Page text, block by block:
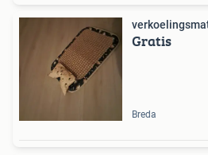
Gratis
Breda